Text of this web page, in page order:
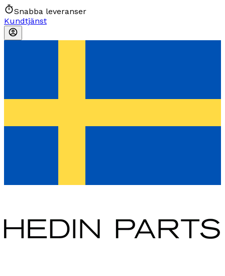
Snabba leveranser
Kundtjänst